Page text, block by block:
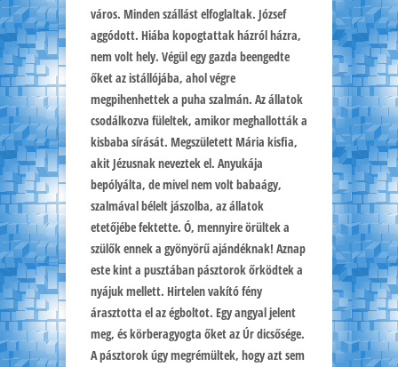
város. Minden szállást elfoglaltak. József
aggódott. Hiába kopogtattak házról házra,
nem volt hely. Végül egy gazda beengedte
őket az istállójába, ahol végre
megpihenhettek a puha szalmán. Az állatok
csodálkozva füleltek, amikor meghallották a
kisbaba sírását. Megszületett Mária kisfia,
akit Jézusnak neveztek el. Anyukája
bepólyálta, de mivel nem volt babaágy,
szalmával bélelt jászolba, az állatok
etetőjébe fektette. Ó, mennyire örültek a
szülők ennek a gyönyörű ajándéknak! Aznap
este kint a pusztában pásztorok őrködtek a
nyájuk mellett. Hirtelen vakító fény
árasztotta el az égboltot. Egy angyal jelent
meg, és körberagyogta őket az Úr dicsősége.
A pásztorok úgy megrémültek, hogy azt sem